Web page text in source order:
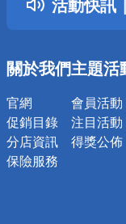
關於我們
官網
促銷目錄
分店資訊
保險服務
主題活
會員活動
注目活動
得獎公佈